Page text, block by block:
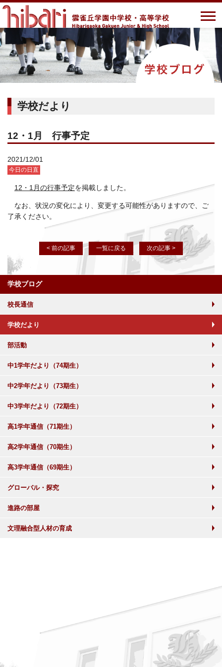
学校だより
12・1月 行事予定
2021/12/01
今日の日直
12・1月の行事予定を掲載しました。
なお、状況の変化により、変更する可能性がありますので、ご
了承ください。
< 前の記事 一覧に戻る 次の記事 >
学校ブログ
校長通信
学校だより
部活動
中1学年だより（74期生）
中2学年だより（73期生）
中3学年だより（72期生）
高1学年通信（71期生）
高2学年通信（70期生）
高3学年通信（69期生）
グローバル・探究
進路の部屋
文理融合型人材の育成